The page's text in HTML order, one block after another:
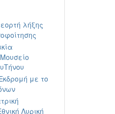
λήξης
με το
Λυρική